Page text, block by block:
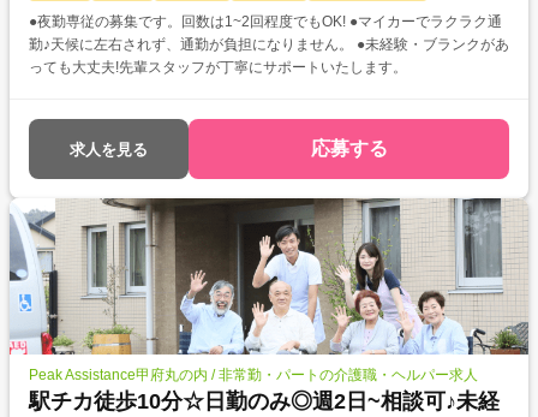
●夜勤専従の募集です。回数は1~2回程度でもOK! ●マイカーでラクラク通
勤♪天候に左右されず、通勤が負担になりません。 ●未経験・ブランクがあ
っても大丈夫!先輩スタッフが丁寧にサポートいたします。
求人を見る 応募する
Peak Assistance甲府丸の内 / 非常勤・パートの介護職・ヘルパー求人
駅チカ徒歩10分☆日勤のみ◎週2日~相談可♪未経